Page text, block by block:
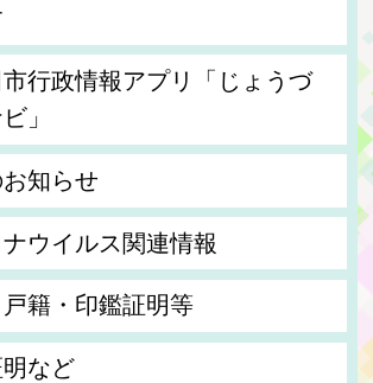
行政情報アプリ「じょうづ
」
知らせ
ウイルス関連情報
籍・印鑑証明等
など